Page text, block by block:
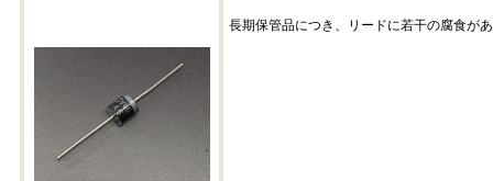
長期保管品につき、リードに若干の腐食が